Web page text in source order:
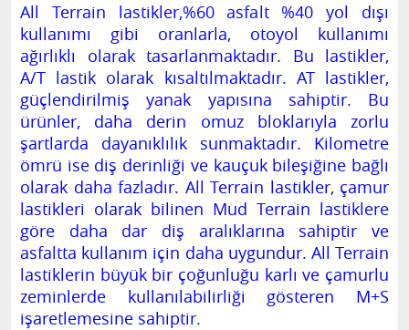
All Terrain lastikler,%60 asfalt %40 yol dışı
kullanımı gibi oranlarla, otoyol kullanımı
ağırlıklı olarak tasarlanmaktadır. Bu lastikler,
A/T lastik olarak kısaltılmaktadır. AT lastikler,
güçlendirilmiş yanak yapısına sahiptir. Bu
ürünler, daha derin omuz bloklarıyla zorlu
şartlarda dayanıklılık sunmaktadır. Kilometre
ömrü ise diş derinliği ve kauçuk bileşiğine bağlı
olarak daha fazladır. All Terrain lastikler, çamur
lastikleri olarak bilinen Mud Terrain lastiklere
göre daha dar diş aralıklarına sahiptir ve
asfaltta kullanım için daha uygundur. All Terrain
lastiklerin büyük bir çoğunluğu karlı ve çamurlu
zeminlerde kullanılabilirliği gösteren M+S
işaretlemesine sahiptir.